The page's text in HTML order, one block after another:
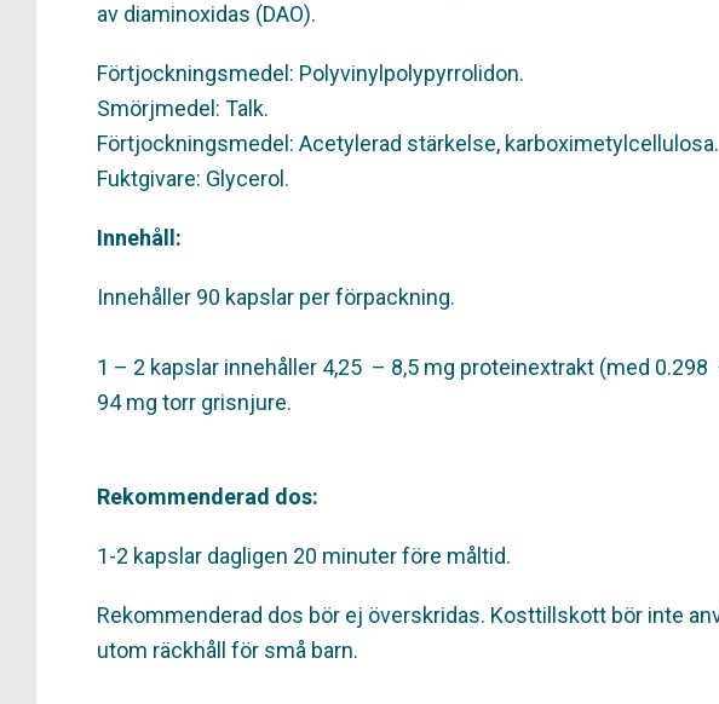
av diaminoxidas (DAO).
Förtjockningsmedel: Polyvinylpolypyrrolidon.
Smörjmedel: Talk.
Förtjockningsmedel: Acetylerad stärkelse, karboximetylcellulosa.
Fuktgivare: Glycerol.
Innehåll:
Innehåller 90 kapslar per förpackning.
1 – 2 kapslar innehåller 4,25 – 8,5 mg proteinextrakt (med
94 mg torr grisnjure.
Rekommenderad dos:
1-2 kapslar dagligen 20 minuter före måltid.
Rekommenderad dos bör ej överskridas. Kosttillskott bör inte
utom räckhåll för små barn.